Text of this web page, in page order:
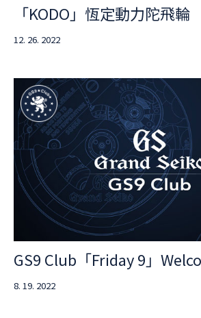
「KODO」恆定動力陀飛輪
12. 26. 2022
GS9 Club「Friday 9」
8. 19. 2022